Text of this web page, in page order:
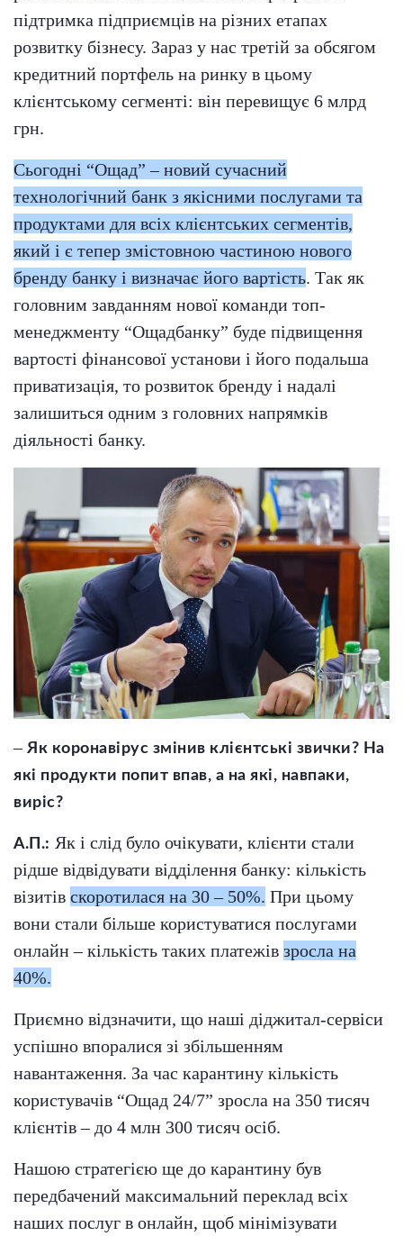
підтримка підприємців на різних етапах
розвитку бізнесу. Зараз у нас третій за обсягом
кредитний портфель на ринку в цьому
клієнтському сегменті: він перевищує 6 млрд
грн.
Сьогодні “Ощад” – новий сучасний
технологічний банк з якісними послугами та
продуктами для всіх клієнтських сегментів,
який і є тепер змістовною частиною нового
бренду банку і визначає його вартість. Так як
головним завданням нової команди топ-
менеджменту “Ощадбанку” буде підвищення
вартості фінансової установи і його подальша
приватизація, то розвиток бренду і надалі
залишиться одним з головних напрямків
діяльності банку.
– Як коронавірус змінив клієнтські звички? На
які продукти попит впав, а на які, навпаки,
виріс?
А.П.: Як і слід було очікувати, клієнти стали
рідше відвідувати відділення банку: кількість
візитів скоротилася на 30 – 50%. При цьому
вони стали більше користуватися послугами
онлайн – кількість таких платежів зросла на
40%.
Приємно відзначити, що наші діджитал-сервіси
успішно впоралися зі збільшенням
навантаження. За час карантину кількість
користувачів “Ощад 24/7” зросла на 350 тисяч
клієнтів – до 4 млн 300 тисяч осіб.
Нашою стратегією ще до карантину був
передбачений максимальний переклад всіх
наших послуг в онлайн, щоб мінімізувати